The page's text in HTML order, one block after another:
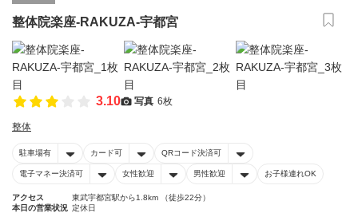
整体院楽座-RAKUZA-宇都宮
3.10 写真 6枚
整体
駐車場有 カード可 QRコード決済可
電子マネー決済可 女性歓迎 男性歓迎 お子様連れOK
アクセス
東武宇都宮駅から1.8km （徒歩22分）
本日の営業状況 定休日